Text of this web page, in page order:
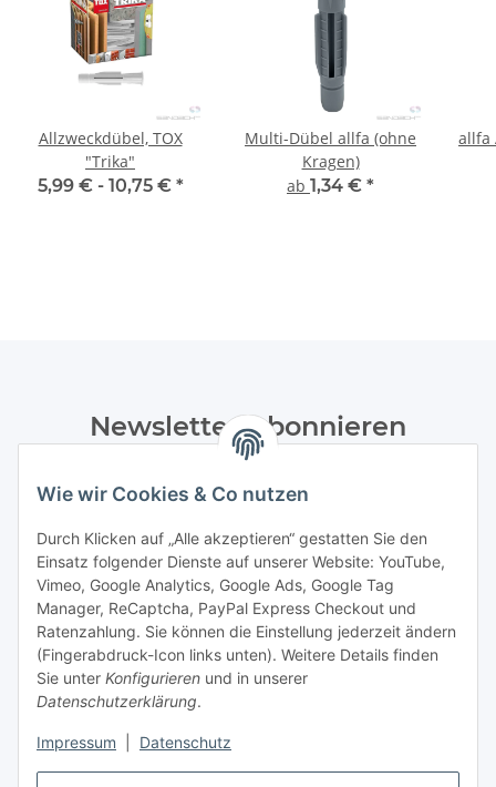
Wie wir Cookies & Co nutzen
Durch Klicken auf „Alle akzeptieren“ gestatten Sie den
Einsatz folgender Dienste auf unserer Website: YouTube,
Vimeo, Google Analytics, Google Ads, Google Tag
Manager, ReCaptcha, PayPal Express Checkout und
Ratenzahlung. Sie können die Einstellung jederzeit ändern
(Fingerabdruck-Icon links unten). Weitere Details finden
Sie unter Konfigurieren und in unserer
Datenschutzerklärung.
Impressum Datenschutz
Allzweckdübel, TOX
"Trika"
5,99 € - 10,75 € *
Multi-Dübel allfa (ohne
Kragen)
ab 1,34 € *
allfa
Newsletter Abonnieren
Datenschutzerklärungregelmäßig und jederzeit widerruflich
Abonnieren
Informationen
Gesetzliche Informationen